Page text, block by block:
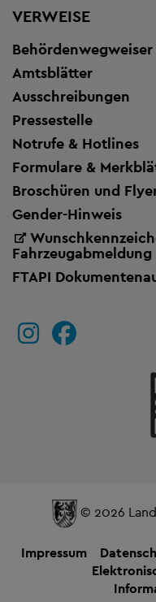
VERWEISE
Behördenwegweiser
Amtsblätter
Ausschreibungen
Pressestelle
Notrufe & Hotlines
Formulare &
Broschüren und
Gender-Hinweis
Fahrzeugabmeldung
FTAPI
© 2026
Impressum